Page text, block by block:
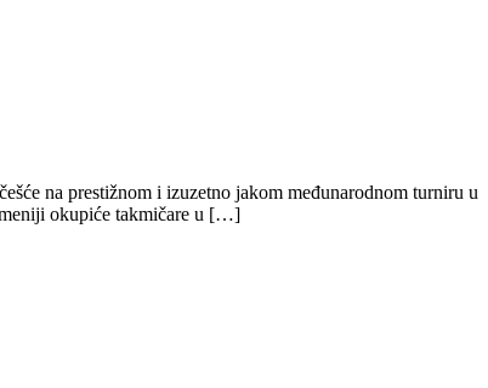
na prestižnom i izuzetno jakom međunarodnom turniru u
okupiće takmičare u […]